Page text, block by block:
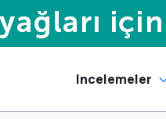
Incelemeler